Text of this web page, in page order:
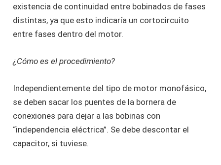
existencia de continuidad entre bobinados de fases
distintas, ya que esto indicaría un cortocircuito
entre fases dentro del motor.
¿Cómo es el procedimiento?
Independientemente del tipo de motor monofásico,
se deben sacar los puentes de la bornera de
conexiones para dejar a las bobinas con
“independencia eléctrica”. Se debe descontar el
capacitor, si tuviese.